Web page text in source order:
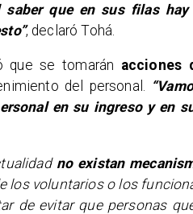
que en sus filas hay
, declaró Tohá.
que se tomarán acciones
del personal.
en su ingreso y en
no existan
los voluntarios o los
de evitar que personas